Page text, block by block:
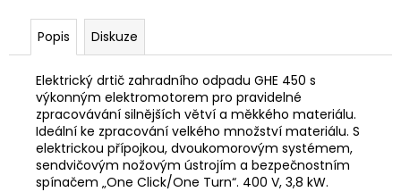
Popis Diskuze
Elektrický drtič zahradního odpadu GHE 450 s
výkonným elektromotorem pro pravidelné
zpracovávání silnějších větví a měkkého materiálu.
Ideální ke zpracování velkého množství materiálu. S
elektrickou přípojkou, dvoukomorovým systémem,
sendvičovým nožovým ústrojím a bezpečnostním
spínačem „One Click/One Turn“. 400 V, 3,8 kW.